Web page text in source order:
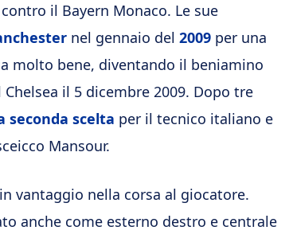
il Bayern Monaco. Le sue
nel gennaio del 2009 per una
molto bene, diventando il beniamino
il 5 dicembre 2009. Dopo tre
seconda scelta per il tecnico italiano e
Mansour.
vantaggio nella corsa al giocatore.
anche come esterno destro e centrale